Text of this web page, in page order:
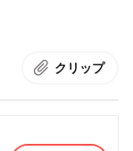
クリップ